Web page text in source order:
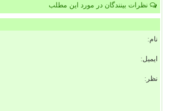
نظرات بینندگان در مورد این مطلب
نام:
ایمیل:
نظر: